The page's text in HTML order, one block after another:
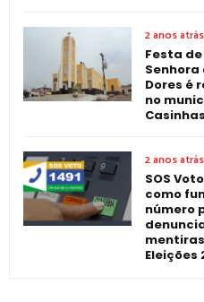
2 anos atrás
Festa
Senhora
Dores é
no
Casinhas
2 anos atrás
SOS
como
número
Eleições